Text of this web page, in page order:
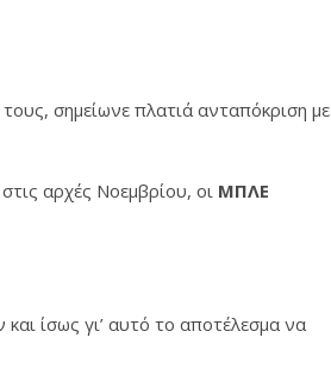
σημείωνε πλατιά ανταπόκριση με
αρχές Νοεμβρίου, οι ΜΠΛΕ
ίσως γι’ αυτό το αποτέλεσμα να